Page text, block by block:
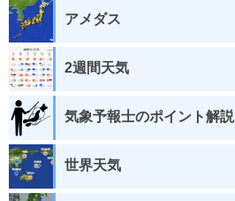
アメダス
2週間天気
気象予報士のポイント解説
世界天気